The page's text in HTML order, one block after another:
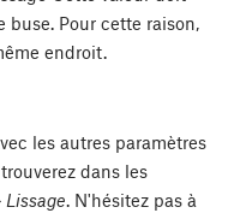
buse. Pour cette raison,
endroit.
les autres paramètres
dans les
Lissage. N'hésitez pas à